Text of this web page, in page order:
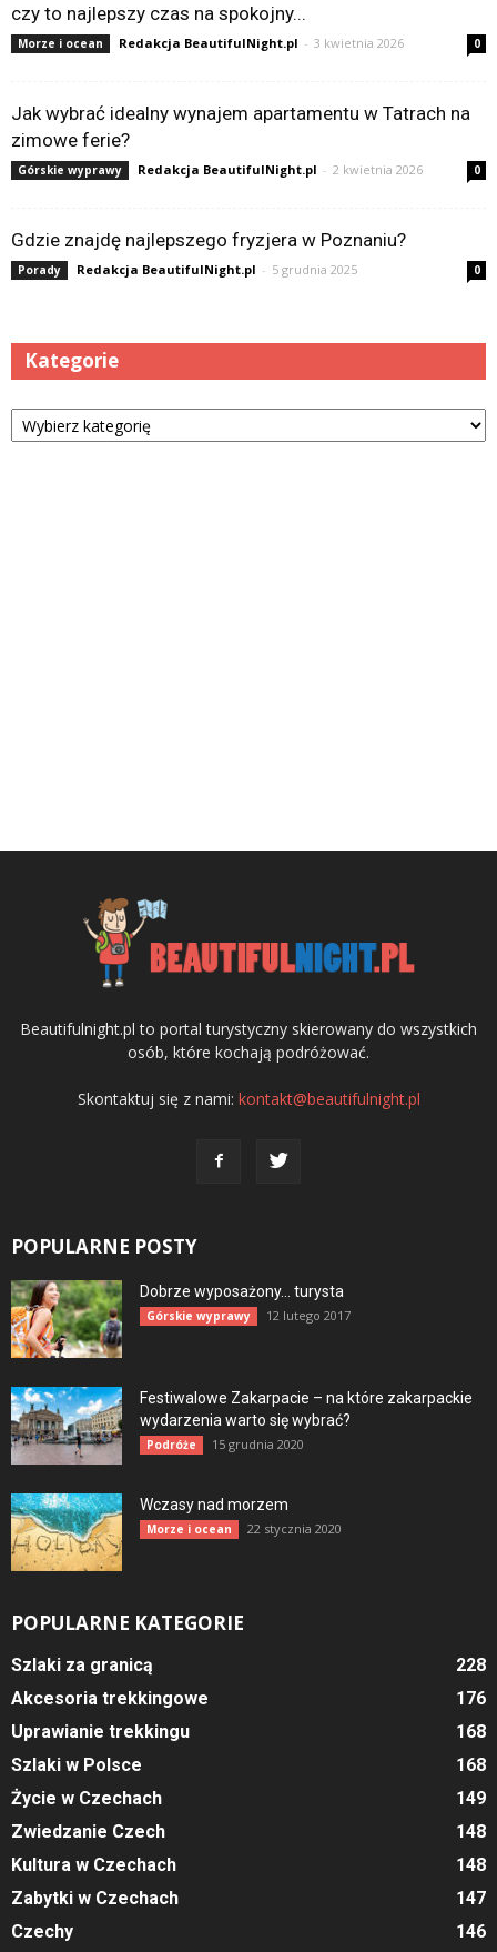
czy to najlepszy czas na spokojny...
Morze i ocean Redakcja BeautifulNight.pl - 3 kwietnia 2026 0
Jak wybrać idealny wynajem apartamentu w Tatrach na
zimowe ferie?
Górskie wyprawy Redakcja BeautifulNight.pl - 2 kwietnia 2026 0
Gdzie znajdę najlepszego fryzjera w Poznaniu?
Porady Redakcja BeautifulNight.pl - 5 grudnia 2025 0
Kategorie
Kategorie
Beautifulnight.pl to portal turystyczny skierowany do wszystkich
osób, które kochają podróżować.
Skontaktuj się z nami: kontakt@beautifulnight.pl
POPULARNE POSTY
Dobrze wyposażony… turysta
Górskie wyprawy 12 lutego 2017
Festiwalowe Zakarpacie – na które zakarpackie
wydarzenia warto się wybrać?
Podróże 15 grudnia 2020
Wczasy nad morzem
Morze i ocean 22 stycznia 2020
POPULARNE KATEGORIE
Szlaki za granicą
228
Akcesoria trekkingowe
176
Uprawianie trekkingu
168
Szlaki w Polsce
168
Życie w Czechach
149
Zwiedzanie Czech
148
Kultura w Czechach
148
Zabytki w Czechach
147
Czechy
146